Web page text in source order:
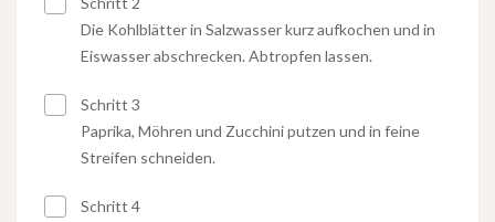
Die Kohlblätter in Salzwasser kurz aufkochen und in
Eiswasser abschrecken. Abtropfen lassen.
Schritt 3
Paprika, Möhren und Zucchini putzen und in feine
Streifen schneiden.
Schritt 4